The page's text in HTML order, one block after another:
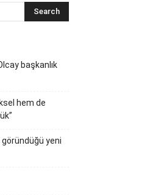
başkanlık
hem de
göründüğü yeni